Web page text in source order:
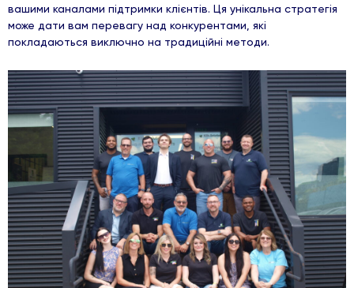
вашими каналами підтримки клієнтів. Ця унікальна стратегія
може дати вам перевагу над конкурентами, які
покладаються виключно на традиційні методи.